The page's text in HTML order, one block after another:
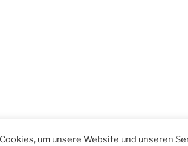
um unsere Website und unseren